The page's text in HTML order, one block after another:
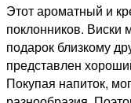
Этот ароматный и
поклонников. Виски
подарок близкому
представлен
Покупая напиток,